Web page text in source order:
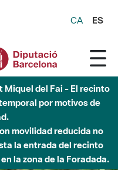
CA ES
Miquel del Fai - El recinto
por motivos de
movilidad reducida no
la entrada del recinto
la zona de la Foradada.